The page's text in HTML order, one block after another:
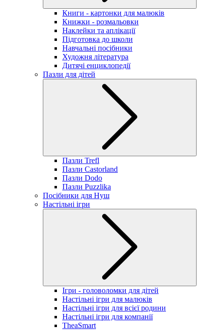
Книги - картонки для малюків
Книжки - розмальовки
Наклейки та аплікації
Підготовка до школи
Навчальні посібники
Художня література
Дитячі енциклопедії
Пазли для дітей
Пазли Trefl
Пазли Castorland
Пазли Dodo
Пазли Puzzlika
Посібники для Нуш
Настільні ігри
Ігри - головоломки для дітей
Настільні ігри для малюків
Настільні ігри для всієї родини
Настільні ігри для компанії
TheaSmart